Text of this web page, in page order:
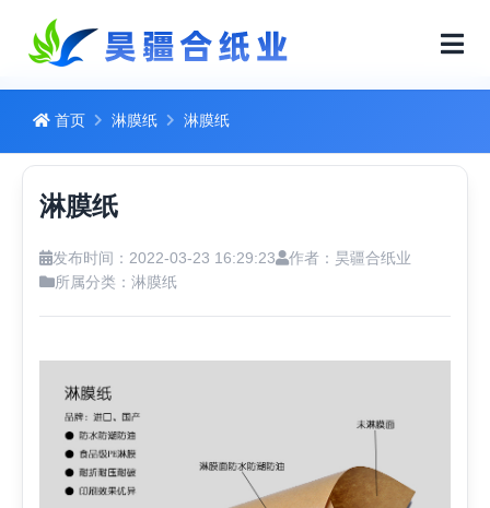
首页 淋膜纸 淋膜纸
淋膜纸
发布时间：2022-03-23 16:29:23
作者：昊疆合纸业
所属分类： 淋膜纸